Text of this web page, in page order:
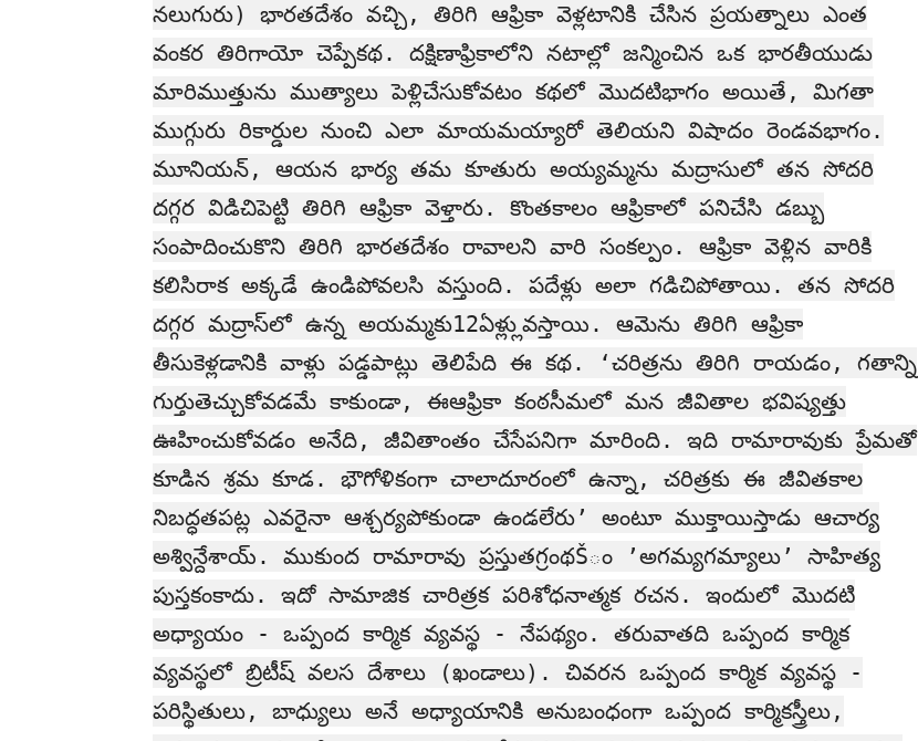
నలుగురు) భారతదేశం వచ్చి, తిరిగి ఆఫ్రికా వెళ్లటానికి చేసిన ప్రయత్నాలు ఎంత
వంకర తిరిగాయో చెప్పేకథ. దక్షిణాఫ్రికాలోని నటాల్లో జన్మించిన ఒక భారతీయుడు
మారిముత్తును ముత్యాలు పెళ్లిచేసుకోవటం కథలో మొదటిభాగం అయితే, మిగతా
ముగ్గురు రికార్డుల నుంచి ఎలా మాయమయ్యారో తెలియని విషాదం రెండవభాగం.
మూనియన్, ఆయన భార్య తమ కూతురు అయ్యమ్మను మద్రాసులో తన సోదరి
దగ్గర విడిచిపెట్టి తిరిగి ఆఫ్రికా వెళ్తారు. కొంతకాలం ఆఫ్రికాలో పనిచేసి డబ్బు
సంపాదించుకొని తిరిగి భారతదేశం రావాలని వారి సంకల్పం. ఆఫ్రికా వెళ్లిన వారికి
కలిసిరాక అక్కడే ఉండిపోవలసి వస్తుంది. పదేళ్లు అలా గడిచిపోతాయి. తన సోదరి
దగ్గర మద్రాస్‌లో ఉన్న అయమ్మకు12ఏళ్ల్లువస్తాయి. ఆమెను తిరిగి ఆఫ్రికా
తీసుకెళ్లడానికి వాళ్లు పడ్డపాట్లు తెలిపేది ఈ కథ. ‘చరిత్రను తిరిగి రాయడం, గతాన్ని
గుర్తుతెచ్చుకోవడమే కాకుండా, ఈఆఫ్రికా కంఠసీమలో మన జీవితాల భవిష్యత్తు
ఊహించుకోవడం అనేది, జీవితాంతం చేసేపనిగా మారింది. ఇది రామారావుకు ప్రేమతో
కూడిన శ్రమ కూడ. భౌగోళికంగా చాలాదూరంలో ఉన్నా, చరిత్రకు ఈ జీవితకాల
నిబద్ధతపట్ల ఎవరైనా ఆశ్చర్యపోకుండా ఉండలేరు’ అంటూ ముక్తాయిస్తాడు ఆచార్య
అశ్విన్దేశాయ్. ముకుంద రామారావు ప్రస్తుతగ్రంథŠం ’అగమ్యగమ్యాలు’ సాహిత్య
పుస్తకంకాదు. ఇదో సామాజిక చారిత్రక పరిశోధనాత్మక రచన. ఇందులో మొదటి
అధ్యాయం - ఒప్పంద కార్మిక వ్యవస్థ - నేపథ్యం. తరువాతది ఒప్పంద కార్మిక
వ్యవస్థలో బ్రిటీష్ వలస దేశాలు (ఖండాలు). చివరన ఒప్పంద కార్మిక వ్యవస్థ -
పరిస్థితులు, బాధ్యులు అనే అధ్యాయానికి అనుబంధంగా ఒప్పంద కార్మికస్త్రీలు,